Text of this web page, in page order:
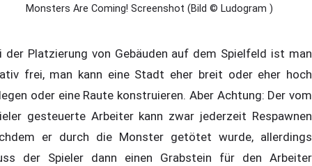
Monsters Are Coming! Screenshot (Bild © Ludogram )
der Platzierung von Gebäuden auf dem Spielfeld ist man
frei, man kann eine Stadt eher breit oder eher hoch
oder eine Raute konstruieren. Aber Achtung: Der vom
gesteuerte Arbeiter kann zwar jederzeit Respawnen
er durch die Monster getötet wurde, allerdings
der Spieler dann einen Grabstein für den Arbeiter